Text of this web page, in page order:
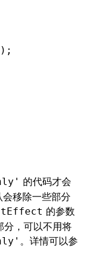
);
的代码才会
移除一些部分
的参数
分，可以不用将
。详情可以参